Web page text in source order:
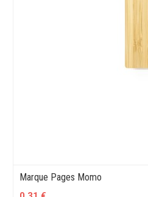
Marque Pages Momo